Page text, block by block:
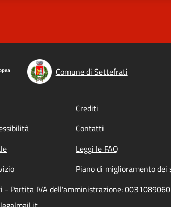
Comune di Settefrati
Crediti
Contatti
Leggi le FAQ
Piano di miglioramento dei
- Partita IVA dell'amministrazione: